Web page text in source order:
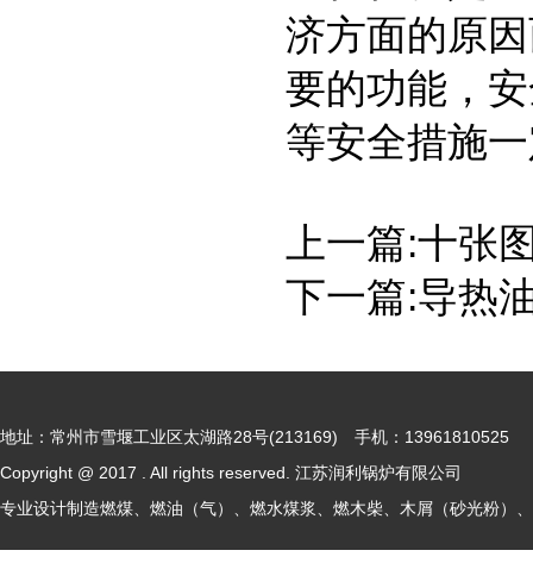
济方面的原
要的功能，
等安全措施
上一篇:十张
下一篇:导热
地址：常州市雪堰工业区太湖路28号(213169) 手机：13961810525
Copyright @ 2017 . All rights reserved. 江苏润利锅炉有限公司
专业设计制造燃煤、燃油（气）、燃水煤浆、燃木柴、木屑（砂光粉）